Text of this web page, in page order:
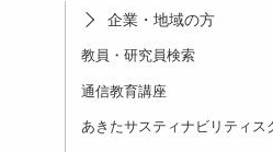
企業・地域の方
教員・研究員検索
通信教育講座
あきたサスティナビリティス